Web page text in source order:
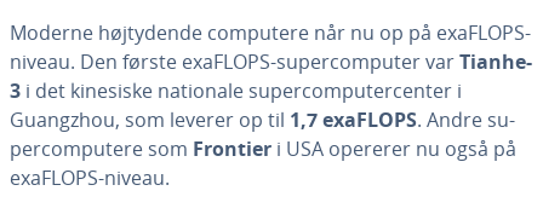
Moderne højty­den­de computere når nu op på exaFLOPS-
niveau. Den første exaFLOPS-su­percom­pu­ter varTianhe-
3 i det kinesiske nationale su­percom­pu­ter­cen­ter i
Guangzhou, som leverer op til 1,7 exaFLOPS. Andre su­
percom­pu­te­re som Frontier i USA opererer nu også på
exaFLOPS-niveau.